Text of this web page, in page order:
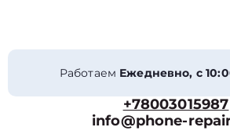
Работаем Ежедневно, с
+78003015987
info@phone-